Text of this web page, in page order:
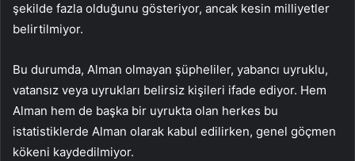
şekilde fazla olduğunu gösteriyor, ancak kesin milliyetler
belirtilmiyor.
Bu durumda, Alman olmayan şüpheliler, yabancı uyruklu,
vatansız veya uyrukları belirsiz kişileri ifade ediyor. Hem
Alman hem de başka bir uyrukta olan herkes bu
istatistiklerde Alman olarak kabul edilirken, genel göçmen
kökeni kaydedilmiyor.